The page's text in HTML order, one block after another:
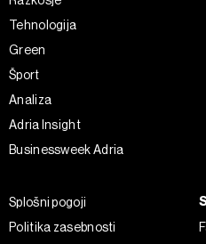
kadar koli prekličete brez
Tehnologija
Green
Šport
Analiza
Adria Insight
Businessweek Adria
Splošni pogoji
Politika zasebnosti